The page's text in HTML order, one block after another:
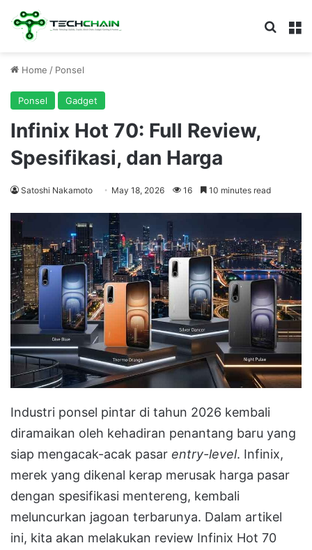
Home / Ponsel
Ponsel Gadget
Infinix Hot 70: Full Review,
Spesifikasi, dan Harga
Satoshi Nakamoto May 18, 2026 16 10 minutes read
Industri ponsel pintar di tahun 2026 kembali
diramaikan oleh kehadiran penantang baru yang
siap mengacak-acak pasar entry-level. Infinix,
merek yang dikenal kerap merusak harga pasar
dengan spesifikasi mentereng, kembali
meluncurkan jagoan terbarunya. Dalam artikel
ini, kita akan melakukan review Infinix Hot 70